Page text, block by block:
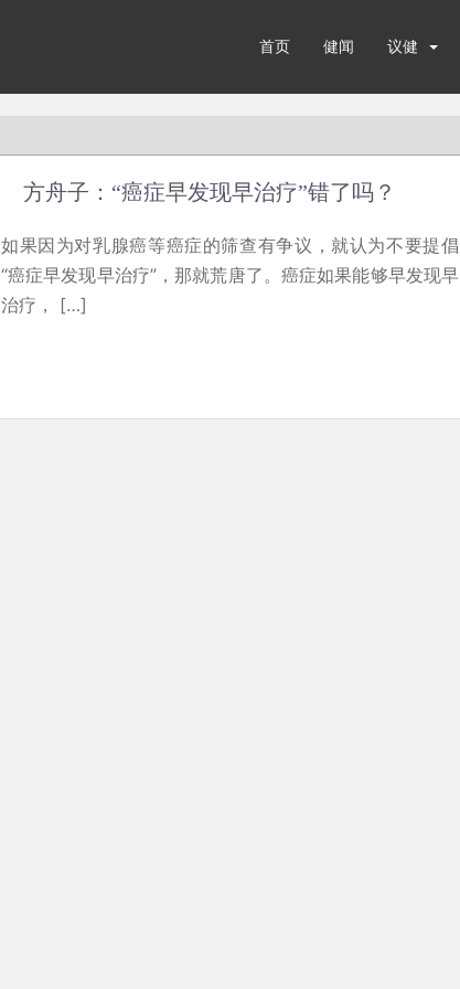
首页 健闻 议健
方舟子：“癌症早发现早治疗”错了吗？
如果因为对乳腺癌等癌症的筛查有争议，就认为不要提倡
“癌症早发现早治疗”，那就荒唐了。癌症如果能够早发现早
治疗， […]